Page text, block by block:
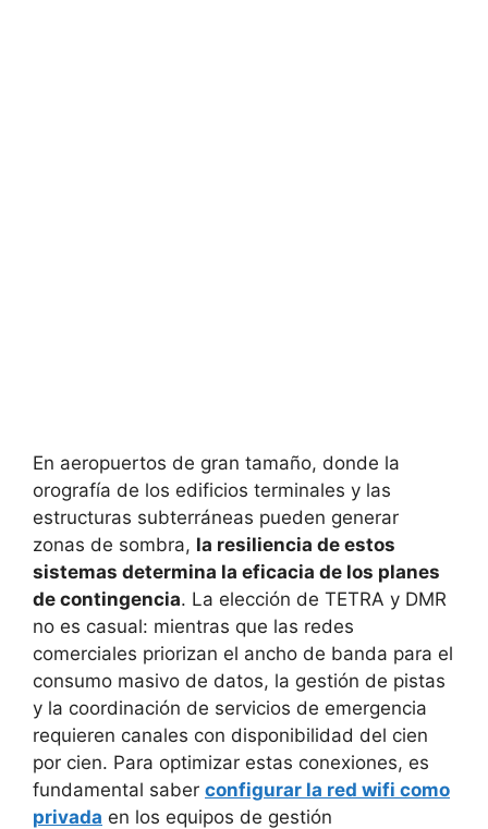
En aeropuertos de gran tamaño, donde la
orografía de los edificios terminales y las
estructuras subterráneas pueden generar
zonas de sombra, la resiliencia de estos
sistemas determina la eficacia de los planes
de contingencia. La elección de TETRA y DMR
no es casual: mientras que las redes
comerciales priorizan el ancho de banda para el
consumo masivo de datos, la gestión de pistas
y la coordinación de servicios de emergencia
requieren canales con disponibilidad del cien
por cien. Para optimizar estas conexiones, es
fundamental saber configurar la red wifi como
privada en los equipos de gestión